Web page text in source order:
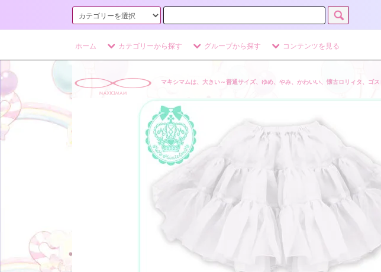
ホーム カテゴリーから探す グループから探す コンテンツを見る
マキシマムは、大きい～普通サイズ、ゆめ、やみ、かわいい、懐古ロリィタ、ゴ